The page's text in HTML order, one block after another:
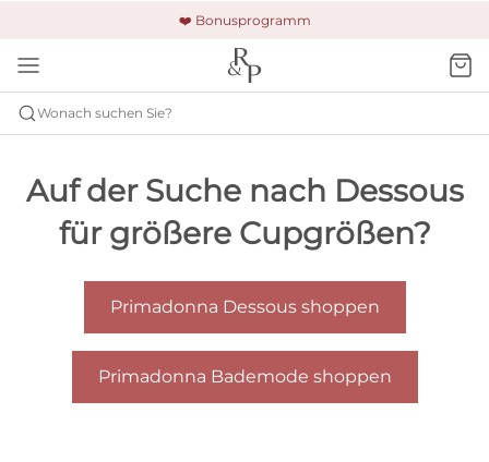
❤️ Bonusprogramm
🚚 Kostenloser Versand und Rückgabe
🔒 Gesicherte Zahlung
Wonach suchen Sie?
Auf der Suche nach Dessous
für größere Cupgrößen?
Primadonna Dessous shoppen
Primadonna Bademode shoppen